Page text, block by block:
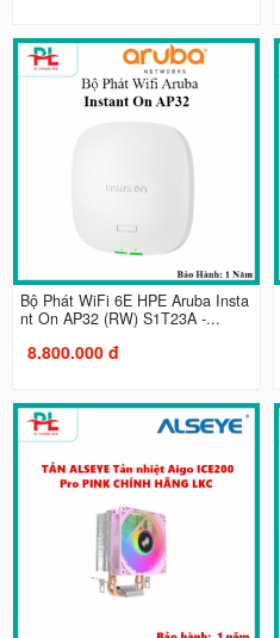
Bộ Phát WiFi 6E HPE Aruba Insta
nt On AP32 (RW) S1T23A -...
8.800.000 đ